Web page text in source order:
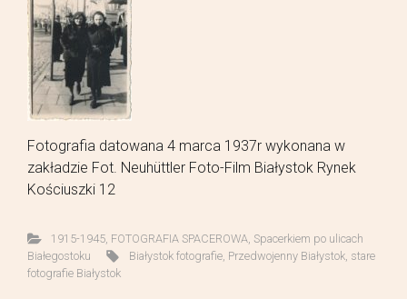
Fotografia datowana 4 marca 1937r wykonana w
zakładzie Fot. Neuhüttler Foto-Film Białystok Rynek
Kościuszki 12
1915-1945, FOTOGRAFIA SPACEROWA Spacerkiem po ulicach
Białegostoku
Białystok fotografie, Przedwojenny Białystok, stare
fotografie Białystok